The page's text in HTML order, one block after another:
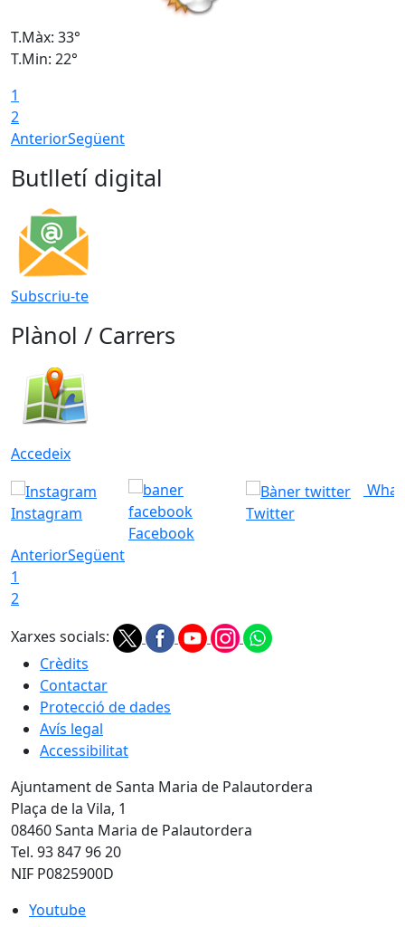
T.Màx: 33°
T.Min: 22°
1
2
AnteriorSegüent
Butlletí digital
Subscriu-te
Plànol / Carrers
Accedeix
Instagram
Facebook
Twitter
AnteriorSegüent
1
2
Xarxes socials:
Crèdits
Contactar
Protecció de dades
Avís legal
Accessibilitat
Ajuntament de Santa Maria de Palautordera
Plaça de la Vila, 1
08460 Santa Maria de Palautordera
Tel. 93 847 96 20
NIF P0825900D
Youtube
Youtube